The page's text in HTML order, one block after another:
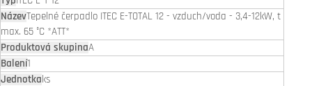
Tepelné čerpadlo ITEC E-TOTAL 12 - vzduch/voda - 3,4-12kW, t
max. 65 °C *ATT*
A
1
ks